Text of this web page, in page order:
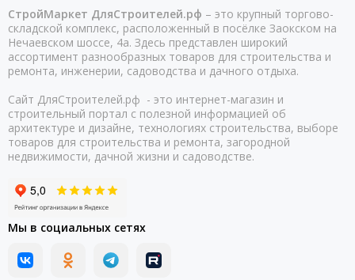
СтройМаркет ДляСтроителей.рф – это крупный торгово-
складской комплекс, расположенный в посёлке Заокском на
Нечаевском шоссе, 4а. Здесь представлен широкий
ассортимент разнообразных товаров для строительства и
ремонта, инженерии, садоводства и дачного отдыха.
Сайт ДляСтроителей.рф - это интернет-магазин и
строительный портал с полезной информацией об
архитектуре и дизайне, технологиях строительства, выборе
товаров для строительства и ремонта, загородной
недвижимости, дачной жизни и садоводстве.
Мы в социальных сетях